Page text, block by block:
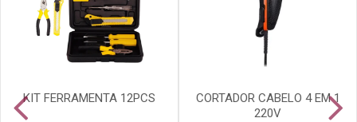
KIT FERRAMENTA 12PCS
CORTADOR CABELO 4 EM 1
220V